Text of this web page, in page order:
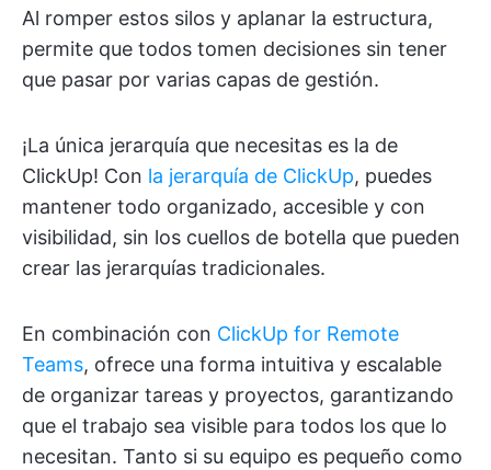
Al romper estos silos y aplanar la estructura,
permite que todos tomen decisiones sin tener
que pasar por varias capas de gestión.
¡La única jerarquía que necesitas es la de
ClickUp! Con la jerarquía de ClickUp, puedes
mantener todo organizado, accesible y con
visibilidad, sin los cuellos de botella que pueden
crear las jerarquías tradicionales.
En combinación con ClickUp for Remote
Teams, ofrece una forma intuitiva y escalable
de organizar tareas y proyectos, garantizando
que el trabajo sea visible para todos los que lo
necesitan. Tanto si su equipo es pequeño como